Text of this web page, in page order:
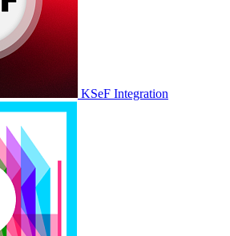
KSeF Integration